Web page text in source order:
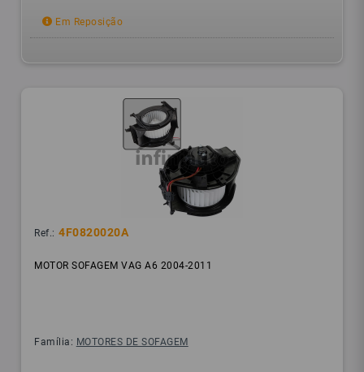
Em Reposição
Ref.: 4F0820020A
MOTOR SOFAGEM VAG A6 2004-2011
Família: MOTORES DE SOFAGEM